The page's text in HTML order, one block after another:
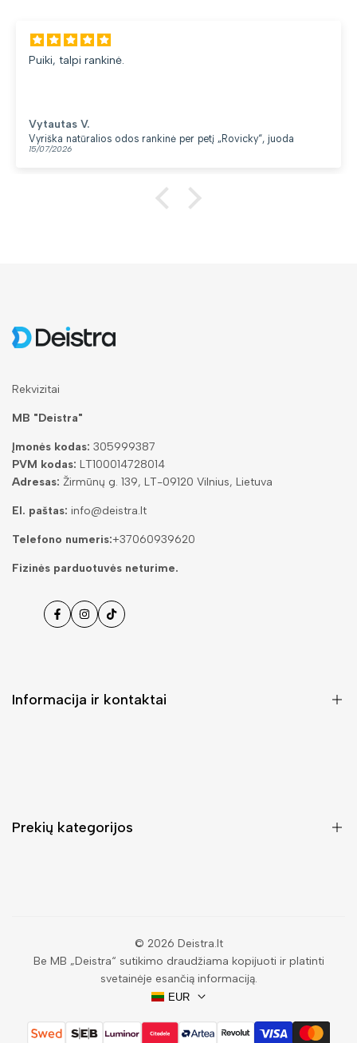
Puiki, talpi rankinė.
Vytautas V.
Vyriška natūralios odos rankinė per petį „Rovicky“, juoda
15/07/2026
Rekvizitai
MB "Deistra"
Įmonės kodas: 305999387
PVM kodas: LT100014728014
Adresas: Žirmūnų g. 139, LT-09120 Vilnius, Lietuva
El. paštas: info@deistra.lt
Telefono numeris:+37060939620
Fizinės parduotuvės neturime.
FacebookInstagramas
Tiktok
Informacija ir kontaktai
Prekių kategorijos
Kuprinės moterims
Vyriškos piniginės
Akiniai nuo saulės vyrams
© 2026 Deistra.lt
Be MB „Deistra“ sutikimo draudžiama kopijuoti ir platinti
svetainėje esančią informaciją.
EUR